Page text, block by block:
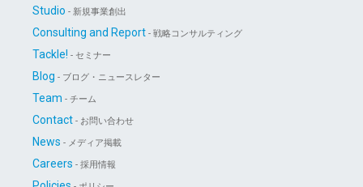
Studio - 新規事業創出
Consulting and Report - 戦略コンサルティング
Tackle! - セミナー
Blog - ブログ・ニュースレター
Team - チーム
Contact - お問い合わせ
News - メディア掲載
Careers - 採用情報